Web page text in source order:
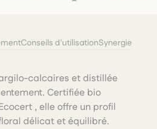
Conseils d'utilisationSynergie
délicat et équilibré.